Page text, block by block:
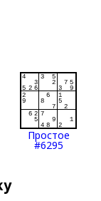
Простое
#6295